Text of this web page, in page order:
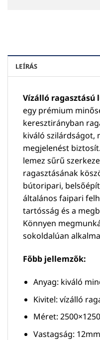
LEÍRÁS
Vízálló ragasztású
egy prémium
keresztirányban
kiváló szilárdságot,
megjelenést
lemez sűrű
ragasztásának
bútoripari,
általános faipari
tartósság és a
Könnyen
sokoldalúan
Főbb jellemzők:
Anyag: kiváló
Kivitel: vízálló
Méret: 2500×1250
Vastagság: 12mm